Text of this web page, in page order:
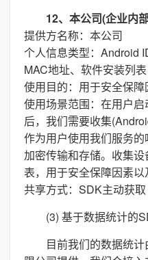
12、本公司(企业内
提供方名称：本公司
个人信息类型：Android
MAC地址、软件安装列表
使用目的：用于安全保
使用场景范围：在用户启
后，我们需要收集
作为用户使用我们服务
加密传输和存储。收集
表，用于安全保障因素
共享方式：SDK主动获取
(3) 基于数据统计的
目前我们的数据统